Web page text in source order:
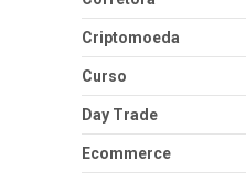
Criptomoeda
Curso
Day Trade
Ecommerce